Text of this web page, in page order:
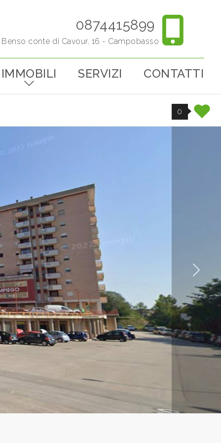
0874415899
conte di Cavour, 16 - Campobasso
IMMOBILI SERVIZI CONTATTI
0